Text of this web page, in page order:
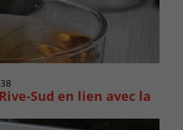
Sud en lien avec la